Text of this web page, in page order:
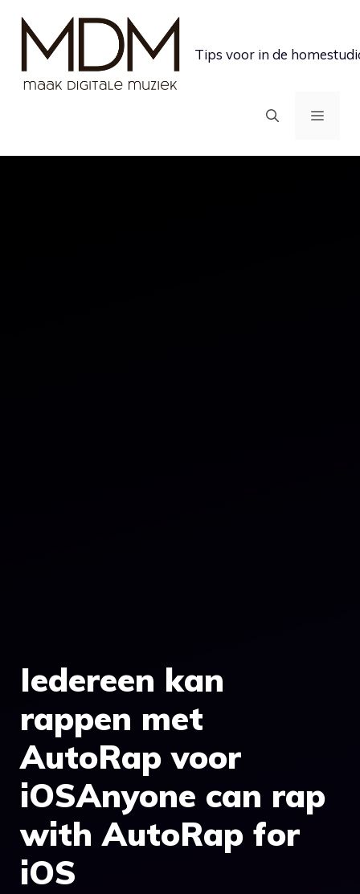
inhoud
Tips voor in de
MENU
Iedereen kan
rappen met
AutoRap voor
iOSAnyone can rap
with AutoRap for
iOS